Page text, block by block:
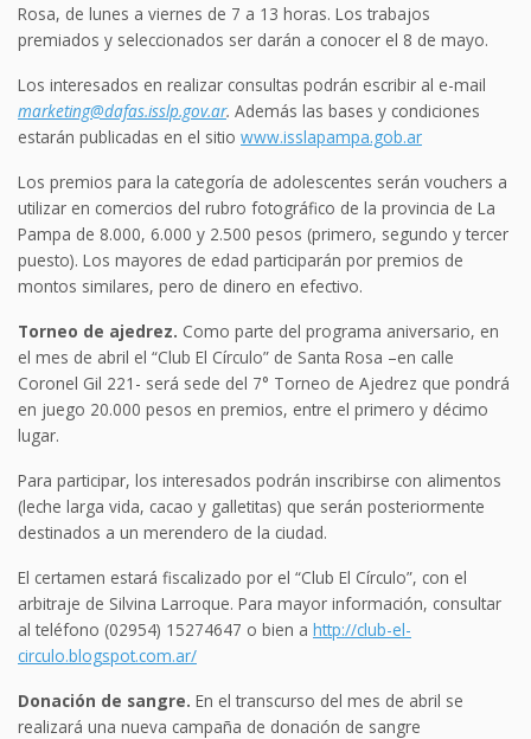
Rosa, de lunes a viernes de 7 a 13 horas. Los trabajos
premiados y seleccionados ser darán a conocer el 8 de mayo.
Los interesados en realizar consultas podrán escribir al e-mail
marketing@dafas.isslp.gov.ar. Además las bases y condiciones
estarán publicadas en el sitio www.isslapampa.gob.ar
Los premios para la categoría de adolescentes serán vouchers a
utilizar en comercios del rubro fotográfico de la provincia de La
Pampa de 8.000, 6.000 y 2.500 pesos (primero, segundo y tercer
puesto). Los mayores de edad participarán por premios de
montos similares, pero de dinero en efectivo.
Torneo de ajedrez. Como parte del programa aniversario, en
el mes de abril el “Club El Círculo” de Santa Rosa –en calle
Coronel Gil 221- será sede del 7° Torneo de Ajedrez que pondrá
en juego 20.000 pesos en premios, entre el primero y décimo
lugar.
Para participar, los interesados podrán inscribirse con alimentos
(leche larga vida, cacao y galletitas) que serán posteriormente
destinados a un merendero de la ciudad.
El certamen estará fiscalizado por el “Club El Círculo”, con el
arbitraje de Silvina Larroque. Para mayor información, consultar
al teléfono (02954) 15274647 o bien a http://club-el-
circulo.blogspot.com.ar/
Donación de sangre. En el transcurso del mes de abril se
realizará una nueva campaña de donación de sangre